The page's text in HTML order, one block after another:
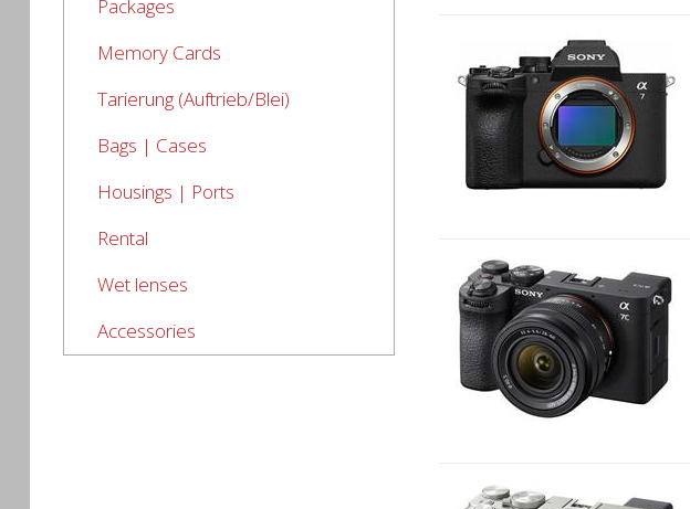
Packages
Memory Cards
Tarierung (Auftrieb/Blei)
Bags | Cases
Housings | Ports
Rental
Wet lenses
Accessories